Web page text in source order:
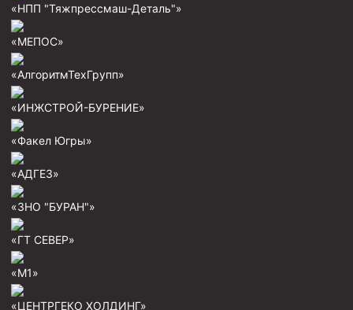
«НПП "Тяжпрессмаш-Деталь"»
«МЕПОС»
«АлгоритмТехГрупп»
«ИНЖСТРОЙ-БУРЕНИЕ»
«Факел Югры»
«АДГЕЗ»
«ЗНО "БУРАН"»
«ГТ СЕВЕР»
«М1»
«ЦЕНТРГЕКО ХОЛДИНГ»